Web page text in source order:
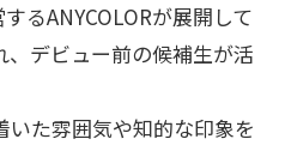
るANYCOLORが展開して
デビュー前の候補生が活
た雰囲気や知的な印象を